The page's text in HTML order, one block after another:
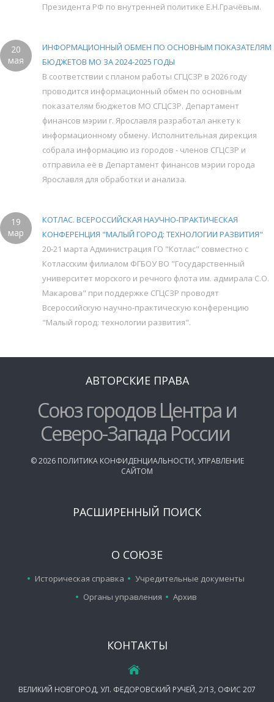
Президента РФ по внутренней политике Е.Н.Грачёвым.
20
мая
ИНФОРМАЦИОННЫЙ ОБМЕН ПО ОСНОВНЫМ ПОКАЗАТЕЛЯМ
БЮДЖЕТОВ МО ЗА 2024-2025 ГОДЫ
В соответствии с планом работы СГЦСЗР в 2026 году
проводится информационный обмен по основным
показателям бюджетов МО СГЦСЗР. Департамент
финансов мэрии г. Ярославля разработал анкету к
информационному обмену. Исполнительная дирекция
собрала информацию из городов - членов СГЦСЗР и
отправила её в Департамент финансов мэрии города
Ярославля для обработки и анализа.
19
мар
КОТЛАС. ВСЕРОССИЙСКАЯ НАУЧНО-ПРАКТИЧЕСКАЯ
КОНФЕРЕНЦИЯ "МАЛЫЙ ГОРОД: ТЕХНОЛОГИИ РАЗВИТИЯ"
20-21 марта Администрация ГО "Котлас" совместно с
Котласским филиалом ФГБОУ ВО "Государственный
университет морского и речного флота им. адмирала С.О.
Макарова" при поддержке СГЦСЗР проводят
Всероссийскую научно-практическую конференцию
"Малый город: технологии развития".
АВТОРСКИЕ ПРАВА
Союз городов Центра и
Северо-Запада России
©2026 ПОЛИТИКА КОНФИДЕНЦИАЛЬНОСТИ, УПРАВЛЕНИЕ
САЙТОМ
РАСШИРЕННЫЙ ПОИСК
О СОЮЗЕ
Историческая справка
Учредительные документы
Органы управления
Архив
КОНТАКТЫ
ВЕЛИКИЙ НОВГОРОД, УЛ. ФЕДОРОВСКИЙ РУЧЕЙ, 2/13, ОФИС 207